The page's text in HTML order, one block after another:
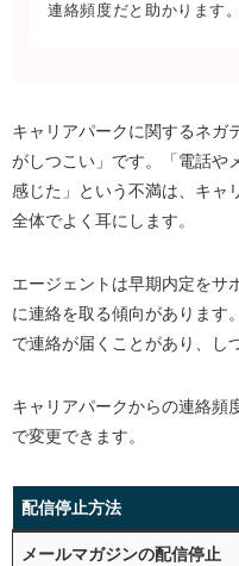
連絡頻度だと助かります。
キャリアパークに関するネガ
がしつこい」です。「電話や
感じた」という不満は、キャ
全体でよく耳にします。
エージェントは早期内定をサ
に連絡を取る傾向があります
で連絡が届くことがあり、し
キャリアパークからの連絡頻
で変更できます。
配信停止方法
メールマガジンの配信停止